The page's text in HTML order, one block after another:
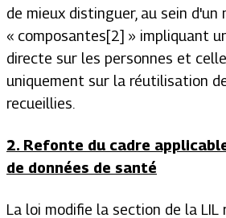
de mieux distinguer, au sein d'un
« composantes[2] » impliquant
directe sur les personnes et
uniquement sur la réutilisation
recueillies.
2. Refonte du cadre
de données de santé
La loi modifie la section de la LIL